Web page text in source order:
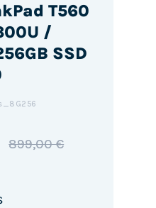
T560
/
SSD
899,00 €